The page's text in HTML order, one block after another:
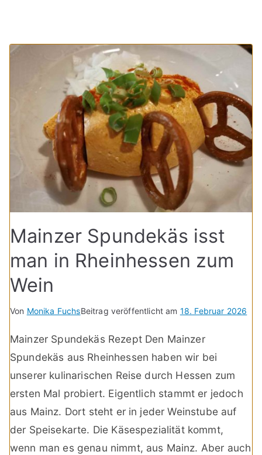
Mainzer Spundekäs isst
man in Rheinhessen zum
Wein
Von Monika FuchsBeitrag veröffentlicht am 18. Februar 2026
Mainzer Spundekäs Rezept Den Mainzer
Spundekäs aus Rheinhessen haben wir bei
unserer kulinarischen Reise durch Hessen zum
ersten Mal probiert. Eigentlich stammt er jedoch
aus Mainz. Dort steht er in jeder Weinstube auf
der Speisekarte. Die Käsespezialität kommt,
wenn man es genau nimmt, aus Mainz. Aber auch